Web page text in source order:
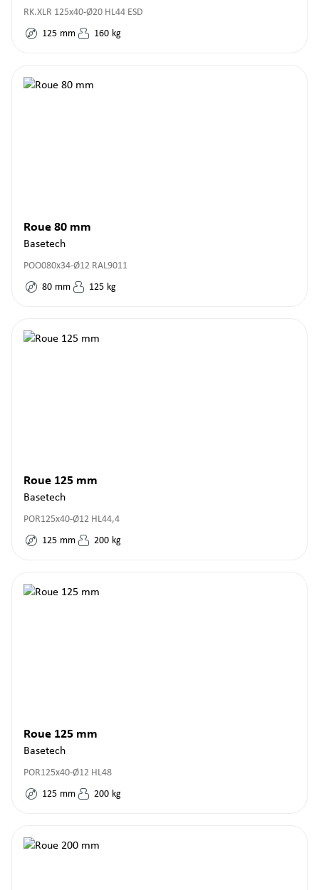
RK.XLR 125x40-Ø20 HL44 ESD
125 mm 160 kg
Roue 80 mm
Basetech
POO080x34-Ø12 RAL9011
80 mm 125 kg
Roue 125 mm
Basetech
POR125x40-Ø12 HL44,4
125 mm 200 kg
Roue 125 mm
Basetech
POR125x40-Ø12 HL48
125 mm 200 kg